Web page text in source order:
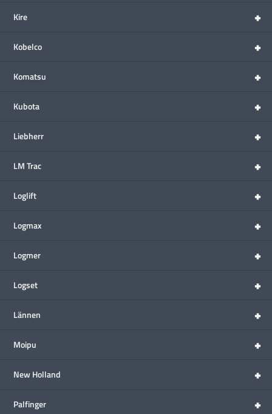
+
Kire
+
Kobelco
+
Komatsu
+
Kubota
+
Liebherr
+
LM Trac
+
Loglift
+
Logmax
+
Logmer
+
Logset
+
Lännen
+
Moipu
+
New Holland
+
Palfinger